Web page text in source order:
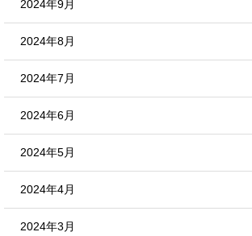
2024年9月
2024年8月
2024年7月
2024年6月
2024年5月
2024年4月
2024年3月